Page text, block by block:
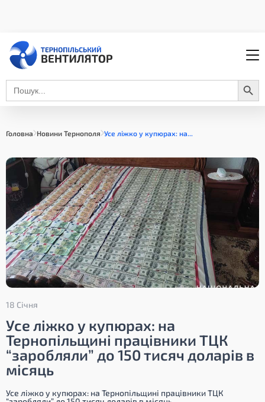
Search
for:
Search Button
Головна Новини Тернополя Усе ліжко у купюрах: на...
18 Січня
Усе ліжко у купюрах: на
Тернопільщині працівники ТЦК
“заробляли” до 150 тисяч доларів в
місяць
Усе ліжко у купюрах: на Тернопільщині працівники ТЦК